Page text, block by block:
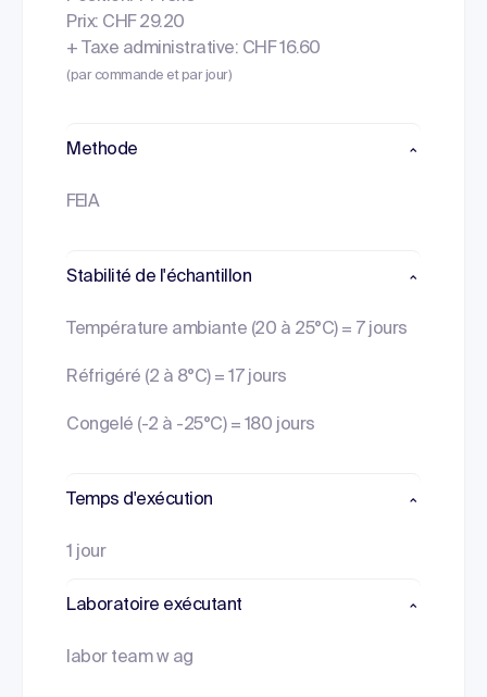
Prix: CHF 29.20
+ Taxe administrative: CHF 16.60
(par commande et par jour)
Methode
FEIA
Stabilité de l'échantillon
Température ambiante (20 à 25°C) = 7 jours
Réfrigéré (2 à 8°C) = 17 jours
Congelé (-2 à -25°C) = 180 jours
Temps d'exécution
1 jour
Laboratoire exécutant
labor team w ag